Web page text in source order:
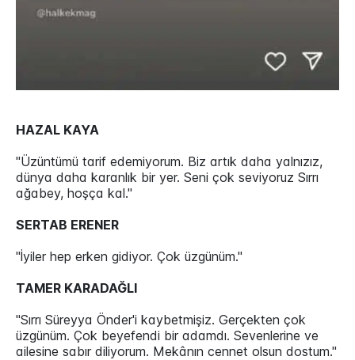
HAZAL KAYA
"Üzüntümü tarif edemiyorum. Biz artık daha yalnızız,
dünya daha karanlık bir yer. Seni çok seviyoruz Sırrı
ağabey, hoşça kal."
SERTAB ERENER
"İyiler hep erken gidiyor. Çok üzgünüm."
TAMER KARADAĞLI
"Sırrı Süreyya Önder'i kaybetmişiz. Gerçekten çok
üzgünüm. Çok beyefendi bir adamdı. Sevenlerine ve
ailesine sabır diliyorum. Mekânın cennet olsun dostum."